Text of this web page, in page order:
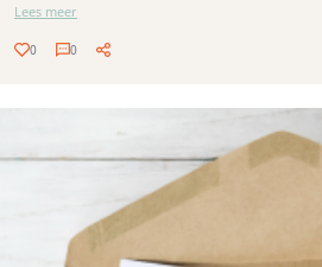
Lees meer
0 0